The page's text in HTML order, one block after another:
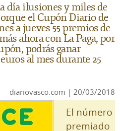
día ilusiones y miles de
el Cupón Diario de
a jueves 55 premios de
ahora con La Paga, por
podrás ganar
al mes durante 25
diariovasco.com | 20/03/2018
El número
premiado